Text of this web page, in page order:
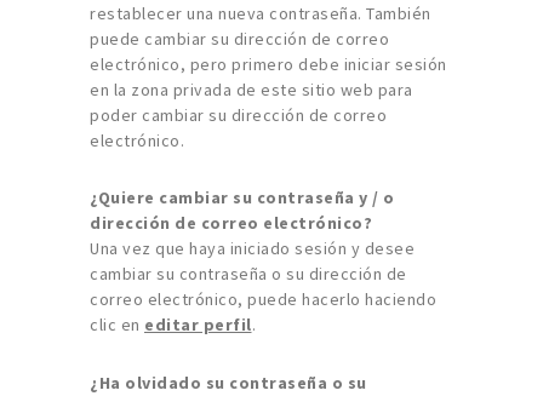
restablecer una nueva contraseña. También
puede cambiar su dirección de correo
electrónico, pero primero debe iniciar sesión
en la zona privada de este sitio web para
poder cambiar su dirección de correo
electrónico.
¿Quiere cambiar su contraseña y / o
dirección de correo electrónico?
Una vez que haya iniciado sesión y desee
cambiar su contraseña o su dirección de
correo electrónico, puede hacerlo haciendo
clic en editar perfil.
¿Ha olvidado su contraseña o su